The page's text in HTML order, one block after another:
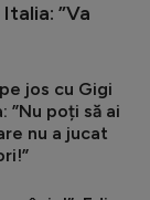
”Va
jos cu Gigi
”Nu poți să ai
nu a jucat